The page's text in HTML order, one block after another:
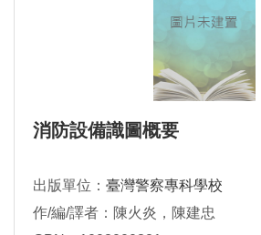
消防設備識圖概要
出版單位： 臺灣警察專科學校
作/編/譯者：陳火炎，陳建忠